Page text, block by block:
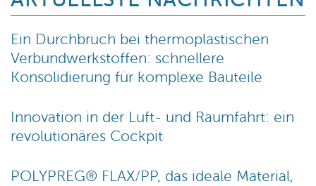
Ein Durchbruch bei thermoplastischen
Verbundwerkstoffen: schnellere
Konsolidierung für komplexe Bauteile
Innovation in der Luft- und Raumfahrt: ein
revolutionäres Cockpit
POLYPREG® FLAX/PP, das ideale Material,